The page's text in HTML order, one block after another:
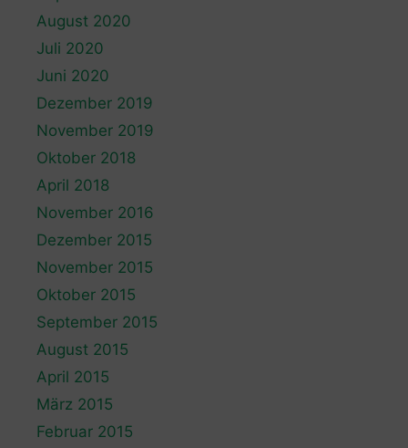
August 2020
Juli 2020
Juni 2020
Dezember 2019
November 2019
Oktober 2018
April 2018
November 2016
Dezember 2015
November 2015
Oktober 2015
September 2015
August 2015
April 2015
März 2015
Februar 2015